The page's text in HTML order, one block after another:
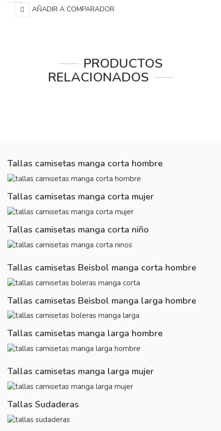
AÑADIR A COMPARADOR
PRODUCTOS
RELACIONADOS
Tallas camisetas manga corta hombre
Tallas camisetas manga corta mujer
Tallas camisetas manga corta niño
Tallas camisetas Beisbol manga corta hombre
Tallas camisetas Beisbol manga larga hombre
Tallas camisetas manga larga hombre
Tallas camisetas manga larga mujer
Tallas Sudaderas